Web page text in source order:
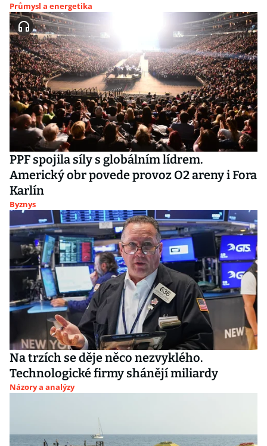
Průmysl a energetika
PPF spojila síly s globálním lídrem.
Americký obr povede provoz O2 areny i Fora
Karlín
Byznys
Na trzích se děje něco nezvyklého.
Technologické firmy shánějí miliardy
Názory a analýzy